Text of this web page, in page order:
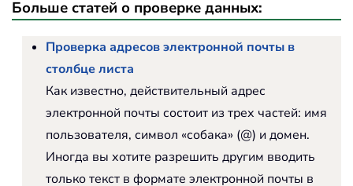
Больше статей о проверке данных:
Проверка адресов электронной почты в
столбце листа
Как известно, действительный адрес
электронной почты состоит из трех частей: имя
пользователя, символ «собака» (@) и домен.
Иногда вы хотите разрешить другим вводить
только текст в формате электронной почты в